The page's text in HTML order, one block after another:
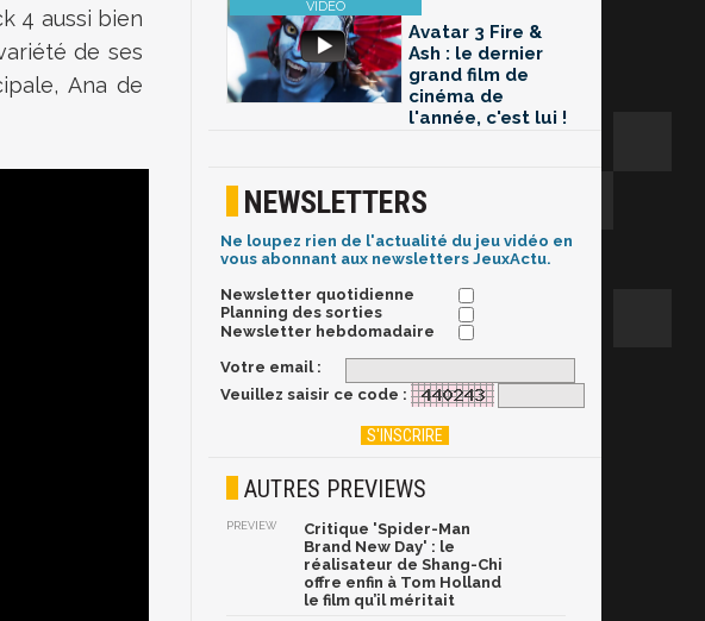
4 aussi bien
de ses
Ana de
Avatar 3 Fire &
Ash : le dernier
grand film de
cinéma de
l'année, c'est lui !
NEWSLETTERS
Ne loupez rien de l'actualité du jeu vidéo en
vous abonnant aux newsletters JeuxActu.
Newsletter quotidienne
Planning des sorties
Newsletter hebdomadaire
Votre email :
Veuillez saisir ce code :
AUTRES PREVIEWS
PREVIEW
Critique 'Spider-Man
Brand New Day' : le
réalisateur de Shang-Chi
offre enfin à Tom Holland
le film qu’il méritait